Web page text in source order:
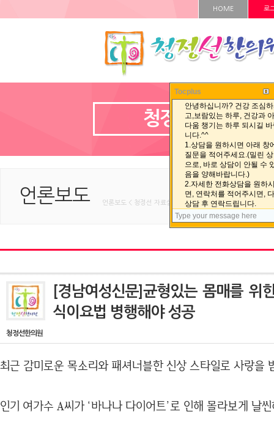
HOME 로
청정선 자료실
언론보도 언론보도 < 청정선 자료실 < HOME
[경남여성신문]균형있는 몸매를 위
식이요법 병행해야 성공
청정선한의원
최근 감미로운 목소리와 패셔너블한 신상 스타일로 사랑을
인기 여가수 A씨가 ‘바나나 다이어트’로 인해 몰라보게 날
Tocplus